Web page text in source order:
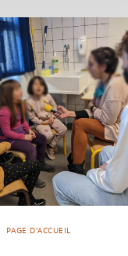
PAGE D'ACCUEIL